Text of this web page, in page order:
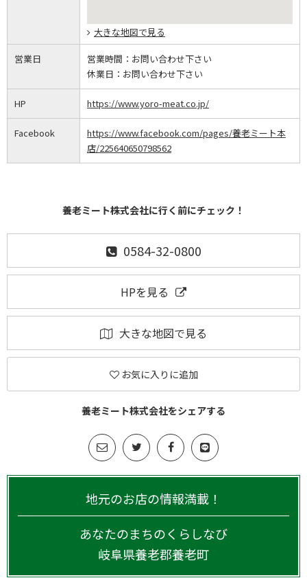
大きな地図で見る
営業日 営業時間： お問い合わせ下さい
休業日： お問い合わせ下さい
HP https://www.yoro-meat.co.jp/
Facebook
https://www.facebook.com/pages/養老ミート本
店/225640650798562
養老ミート株式会社に行く前にチェック！
0584-32-0800
HPを見る
大きな地図で見る
お気に入りに追加
養老ミート株式会社をシェアする
地元のお店の情報満載！
あなたのまちのくらしなび
岐阜県養老郡養老町